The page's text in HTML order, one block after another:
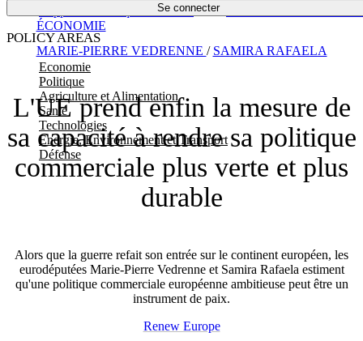
Se connecter
POLICY AREAS
Economie
Politique
Agriculture et Alimentation
Santé
Technologies
Energie, Environnement et Transport
Défense
Économie
L'UE prend enfin la mesure de
sa capacité à rendre sa politique
commerciale plus verte et plus
durable
Alors que la guerre refait son entrée sur le continent européen, les
eurodéputées Marie-Pierre Vedrenne et Samira Rafaela estiment
qu'une politique commerciale européenne ambitieuse peut être un
instrument de paix.
MARIE-PIERRE VEDRENNE / SAMIRA RAFAELA
ÉCONOMIE
Renew Europe